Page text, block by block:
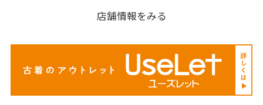
店舗情報をみる